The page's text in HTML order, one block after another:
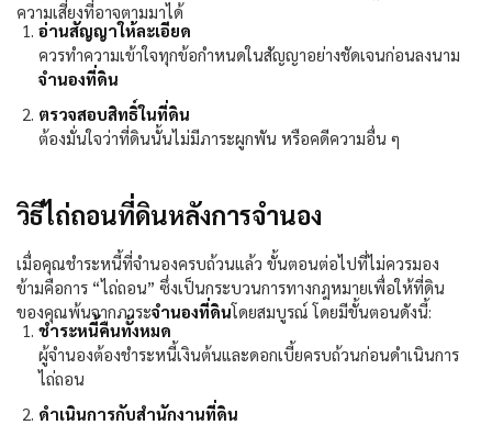
ความเสี่ยงที่อาจตามมาได้
อ่านสัญญาให้ละเอียด
ควรทำความเข้าใจทุกข้อกำหนดในสัญญาอย่างชัดเจนก่อนลงนาม
จำนองที่ดิน
ตรวจสอบสิทธิ์ในที่ดิน
ต้องมั่นใจว่าที่ดินนั้นไม่มีภาระผูกพัน หรือคดีความอื่น ๆ
วิธีไถ่ถอนที่ดินหลังการจำนอง
เมื่อคุณชำระหนี้ที่จำนองครบถ้วนแล้ว ขั้นตอนต่อไปที่ไม่ควรมอง
ข้ามคือการ “ไถ่ถอน” ซึ่งเป็นกระบวนการทางกฎหมายเพื่อให้ที่ดิน
ของคุณพ้นจากภาระจำนองที่ดินโดยสมบูรณ์ โดยมีขั้นตอนดังนี้:
ชำระหนี้คืนทั้งหมด
ผู้จำนองต้องชำระหนี้เงินต้นและดอกเบี้ยครบถ้วนก่อนดำเนินการ
ไถ่ถอน
ดำเนินการกับสำนักงานที่ดิน